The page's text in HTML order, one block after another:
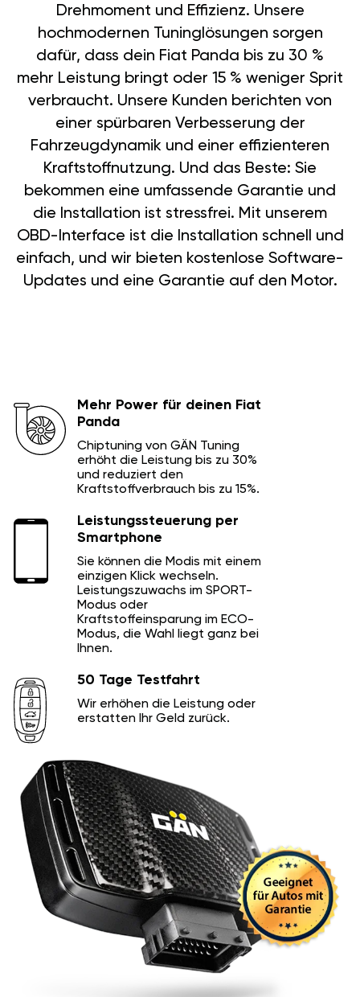
Drehmoment und Effizienz. Unsere
hochmodernen Tuninglösungen sorgen
dafür, dass dein Fiat Panda bis zu 30 %
mehr Leistung bringt oder 15 % weniger Sprit
verbraucht. Unsere Kunden berichten von
einer spürbaren Verbesserung der
Fahrzeugdynamik und einer effizienteren
Kraftstoffnutzung. Und das Beste: Sie
bekommen eine umfassende Garantie und
die Installation ist stressfrei. Mit unserem
OBD-Interface ist die Installation schnell und
einfach, und wir bieten kostenlose Software-
Updates und eine Garantie auf den Motor.
Mehr Power für deinen Fiat
Panda
Chiptuning von GÄN Tuning
erhöht die Leistung bis zu 30%
und reduziert den
Kraftstoffverbrauch bis zu 15%.
Leistungssteuerung per
Smartphone
Sie können die Modis mit einem
einzigen Klick wechseln.
Leistungszuwachs im SPORT-
Modus oder
Kraftstoffeinsparung im ECO-
Modus, die Wahl liegt ganz bei
Ihnen.
50 Tage Testfahrt
Wir erhöhen die Leistung oder
erstatten Ihr Geld zurück.